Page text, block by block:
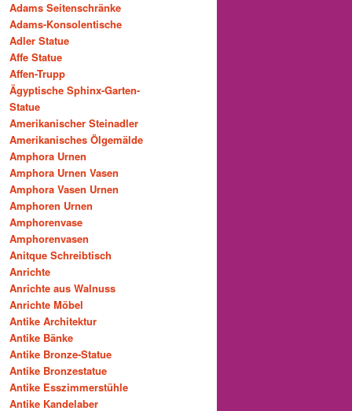
Adams Seitenschränke
Adams-Konsolentische
Adler Statue
Affe Statue
Affen-Trupp
Ägyptische Sphinx-Garten-
Statue
Amerikanischer Steinadler
Amerikanisches Ölgemälde
Amphora Urnen
Amphora Urnen Vasen
Amphora Vasen Urnen
Amphoren Urnen
Amphorenvase
Amphorenvasen
Anitque Schreibtisch
Anrichte
Anrichte aus Walnuss
Anrichte Möbel
Antike Architektur
Antike Bänke
Antike Bronze-Statue
Antike Bronzestatue
Antike Esszimmerstühle
Antike Kandelaber